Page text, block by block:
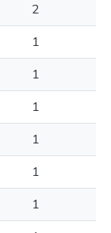
2
1
1
1
1
1
1